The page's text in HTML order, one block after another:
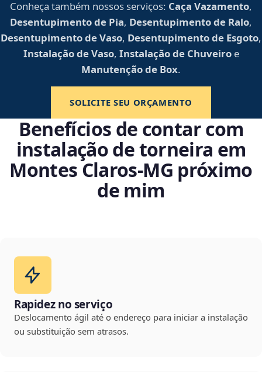
Conheça também nossos serviços: Caça Vazamento,
Desentupimento de Pia, Desentupimento de Ralo,
Desentupimento de Vaso, Desentupimento de Esgoto,
Instalação de Vaso, Instalação de Chuveiroe
Manutenção de Box.
SOLICITE SEU ORÇAMENTO
Benefícios de contar com
instalação de torneira em
Montes Claros‑MG próximo
de mim
Rapidez no serviço
Deslocamento ágil até o endereço para iniciar a instalação
ou substituição sem atrasos.